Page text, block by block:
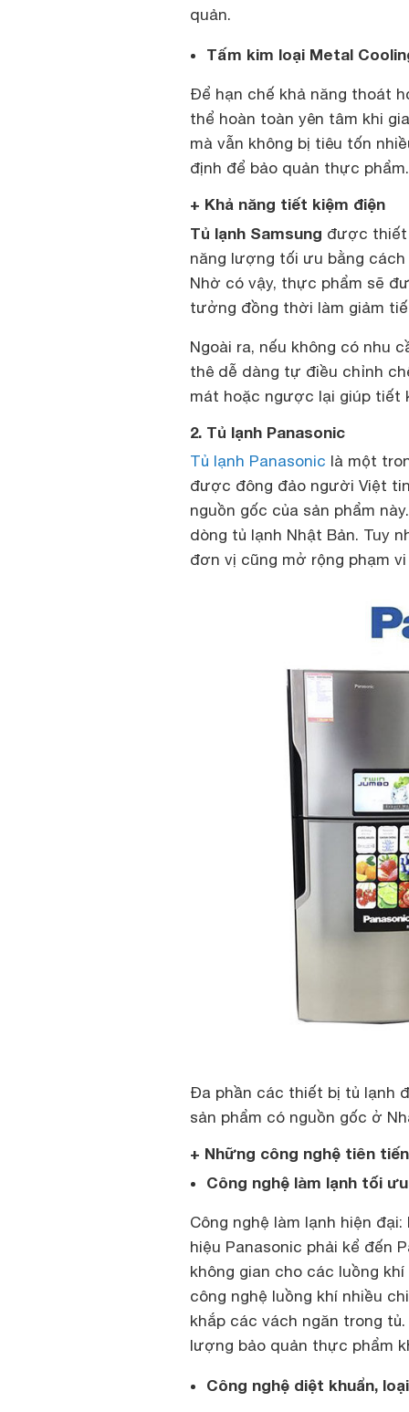
quản.
Tấm kim loại Metal
Để hạn chế khả năng thoát
thể hoàn toàn yên tâm khi
mà vẫn không bị tiêu tốn
định để bảo quản thực phẩm.
+ Khả năng tiết kiệm điện
Tủ lạnh Samsung được thiết
năng lượng tối ưu bằng
Nhờ có vậy, thực phẩm sẽ
tưởng đồng thời làm giảm
Ngoài ra, nếu không có nhu
thê dễ dàng tự điều chỉnh
mát hoặc ngược lại giúp tiết
2. Tủ lạnh Panasonic
Tủ lạnh Panasonic là một
được đông đảo người Việt
nguồn gốc của sản phẩm
dòng tủ lạnh Nhật Bản. Tuy
đơn vị cũng mở rộng phạm
Đa phần các thiết bị tủ lạnh
sản phẩm có nguồn gốc ở
+ Những công nghệ tiên
Công nghệ làm lạnh tối ưu
Công nghệ làm lạnh hiện
hiệu Panasonic phải kể đến
không gian cho các luồng
công nghệ luồng khí nhiều
khắp các vách ngăn trong
lượng bảo quản thực phẩm
Công nghệ diệt khuẩn,